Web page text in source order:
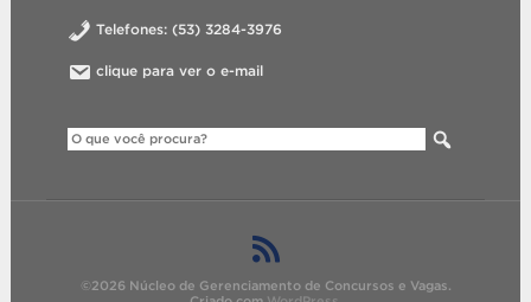
Telefones: (53) 3284-3976
clique para ver o e-mail
©2026 Núcleo de Gerenciamento de Concursos e Vagas.